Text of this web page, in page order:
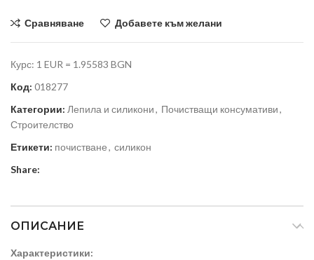
Сравняване Добавете към желани
Курс: 1 EUR = 1.95583 BGN
Код: 018277
Категории: Лепила и силикони, Почистващи консумативи,
Строителство
Етикети: почистване, силикон
Share:
ОПИСАНИЕ
Характеристики: